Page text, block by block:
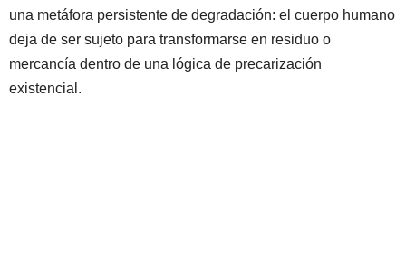
una metáfora persistente de degradación: el cuerpo humano
deja de ser sujeto para transformarse en residuo o
mercancía dentro de una lógica de precarización
existencial.